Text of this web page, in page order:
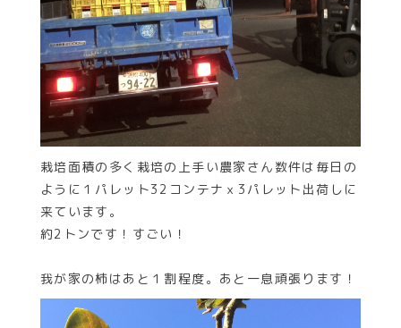
栽培面積の多く栽培の上手い農家さん数件は毎日の
ように１パレット32コンテナｘ3パレット出荷しに
来ています。
約2トンです！すごい！
我が家の柿はあと１割程度。あと一息頑張ります！